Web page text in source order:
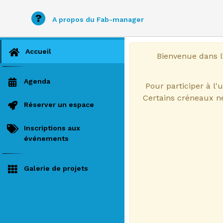
? A propos du Fab-manager
Accueil
Agenda
Réserver un espace
Inscriptions aux
événements
Galerie de projets
Bienvenue dans
Pour participer à
Certains créneaux